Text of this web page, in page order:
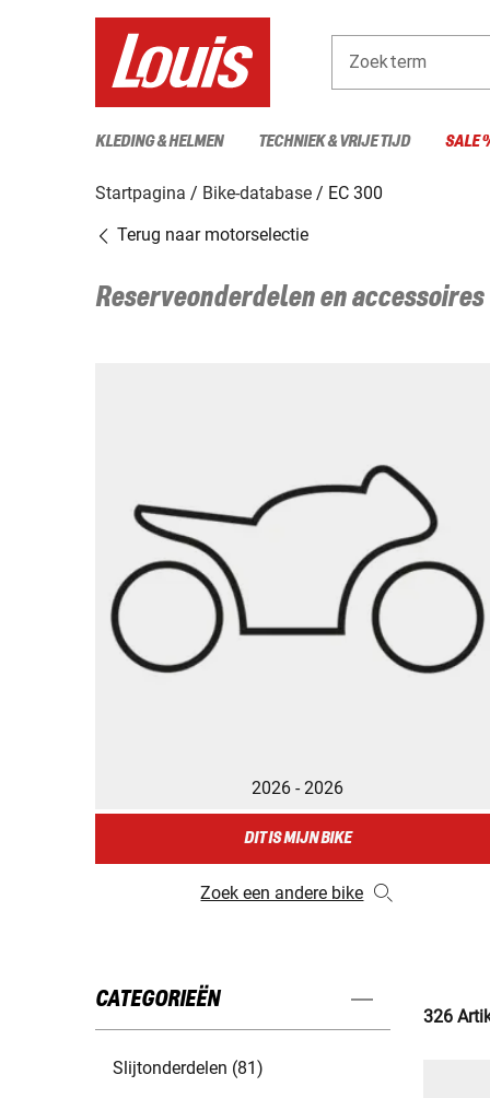
Zoekterm
KLEDING & HELMEN TECHNIEK & VRIJE TIJD SALE
Startpagina Bike-database
EC 300
Terug naar motorselectie
Reserveonderdelen en
2026 - 2026
DIT IS MIJN BIKE
Zoek een andere bike
CATEGORIEËN
Slijtonderdelen (81)
326